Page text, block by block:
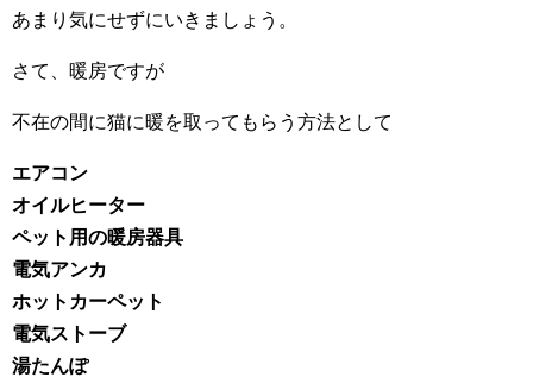
あまり気にせずにいきましょう。
さて、暖房ですが
不在の間に猫に暖を取ってもらう方法として
エアコン
オイルヒーター
ペット用の暖房器具
電気アンカ
ホットカーペット
電気ストーブ
湯たんぽ